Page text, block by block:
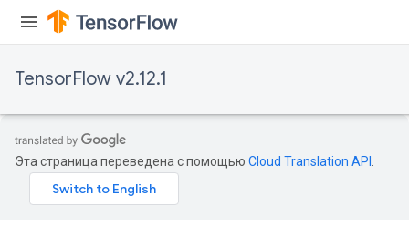
TensorFlow v2.12.1
Эта страница переведена с помощью Cloud Translation API